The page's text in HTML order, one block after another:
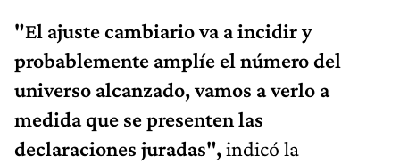
"El ajuste cambiario va a incidir y
probablemente amplíe el número del
universo alcanzado, vamos a verlo a
medida que se presenten las
declaraciones juradas",indicó la